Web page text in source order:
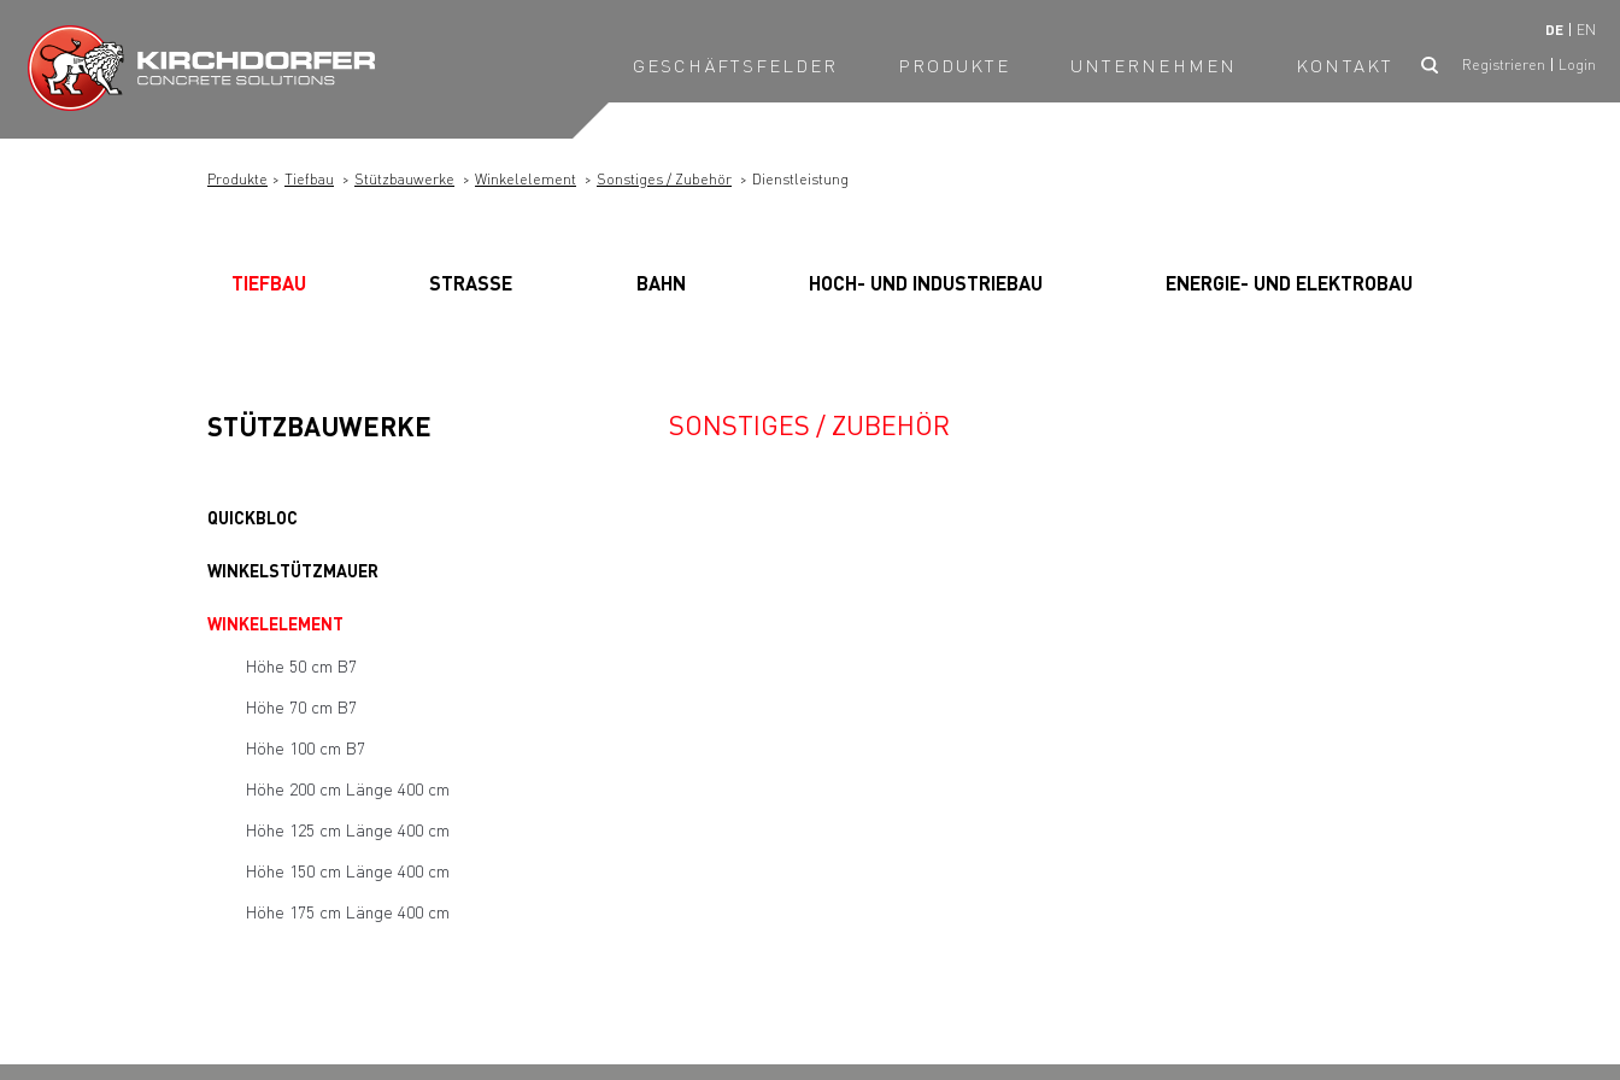
Inhalt
springen
DE EN
GESCHÄFTSFELDER PRODUKTE UNTERNEHMEN KONTAKT Registrieren Login
Produkte Tiefbau Stützbauwerke Winkelelement Sonstiges / Zubehör Dienstleistung
TIEFBAU STRASSE BAHN HOCH- UND INDUSTRIEBAU ENERGIE- UND ELEKTROBAU
STÜTZBAUWERKE
QUICKBLOC
WINKELSTÜTZMAUER
WINKELELEMENT
Höhe 50 cm B7
Höhe 70 cm B7
Höhe 100 cm B7
Höhe 200 cm Länge 400 cm
Höhe 125 cm Länge 400 cm
Höhe 150 cm Länge 400 cm
Höhe 175 cm Länge 400 cm
SONSTIGES / ZUBEHÖR